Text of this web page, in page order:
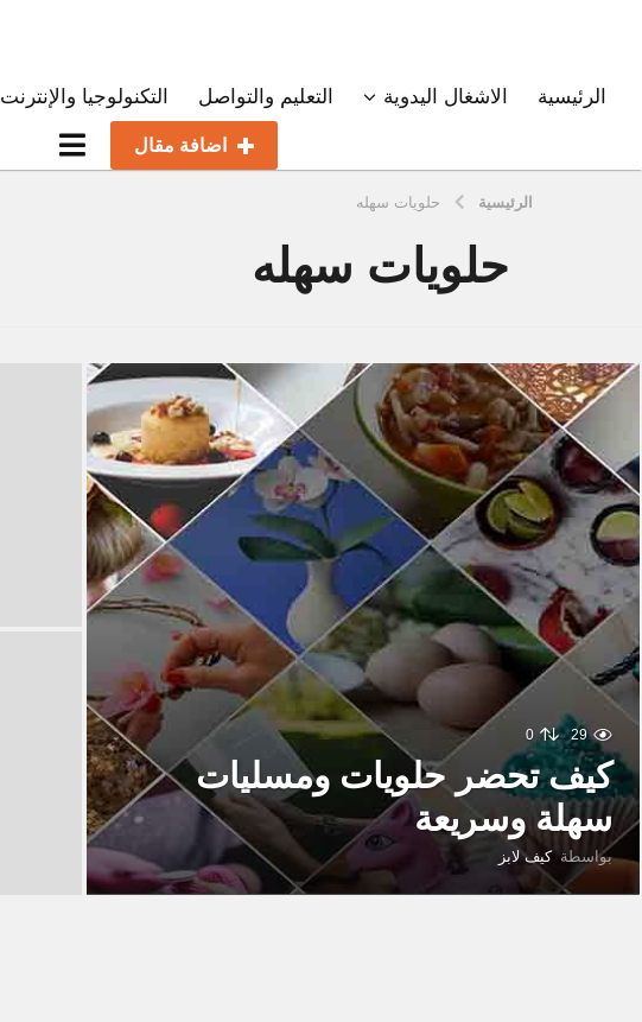
الرئيسية الاشغال اليدوية التعليم والتواصل التكنولوجيا والإنترنت
اضافة مقال
الرئيسية حلويات سهله
حلويات سهله
29
0
كيف تحضر حلويات ومسليات
سهلة وسريعة
بواسطة كيف لابز